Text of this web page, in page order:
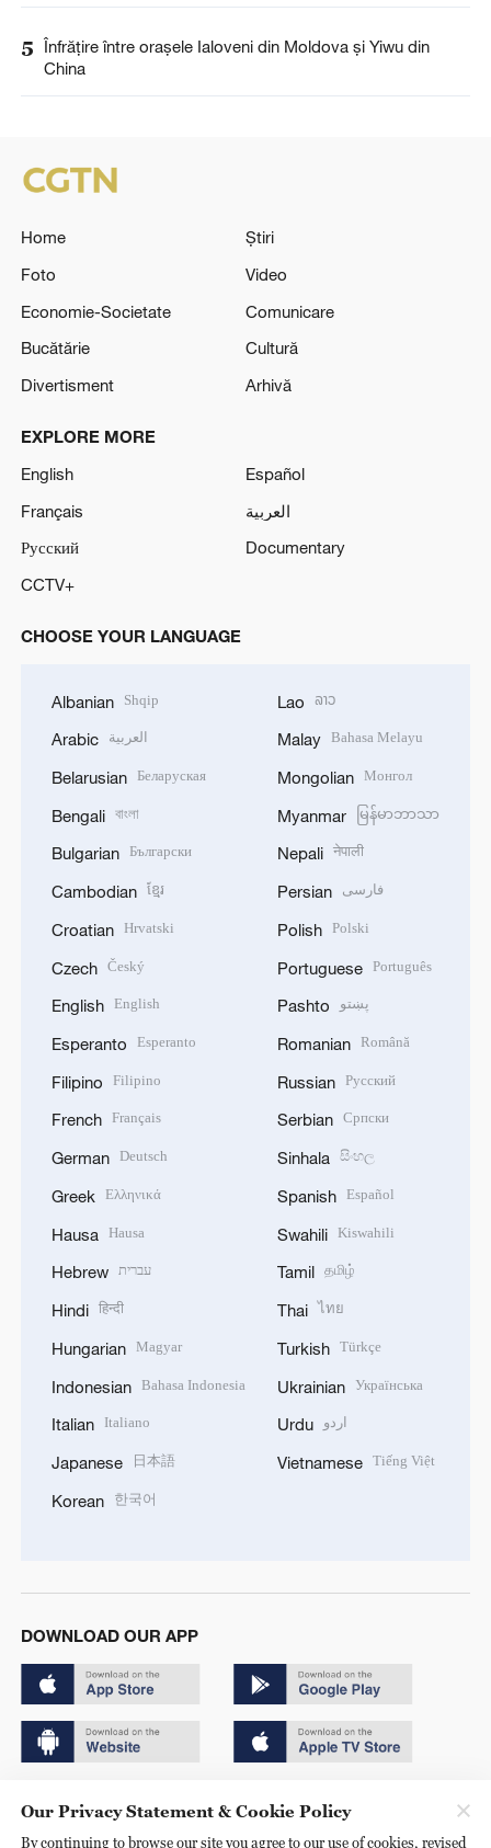
5 Înfrățire între orașele Ialoveni din Moldova și Yiwu din
China
Home
Știri
Foto
Video
Economie-Societate
Comunicare
Bucătărie
Cultură
Divertisment
Arhivă
EXPLORE MORE
English
Español
Français
العربية
Русский
Documentary
CCTV+
CHOOSE YOUR LANGUAGE
Albanian Shqip
Arabic العربية
Belarusian Беларуская
Bengali বাংলা
Bulgarian Български
Cambodian ខ្មែរ
Croatian Hrvatski
Czech Český
English English
Esperanto Esperanto
Filipino Filipino
French Français
German Deutsch
Greek Ελληνικά
Hausa Hausa
Hebrew עברית
Hindi हिन्दी
Hungarian Magyar
Indonesian Bahasa Indonesia
Italian Italiano
Japanese 日本語
Korean 한국어
Lao ລາວ
Malay Bahasa Melayu
Mongolian Монгол
Myanmar မြန်မာဘာသာ
Nepali नेपाली
Persian فارسی
Polish Polski
Portuguese Português
Pashto پښتو
Romanian Română
Russian Русский
Serbian Српски
Sinhala සිංහල
Spanish Español
Swahili Kiswahili
Tamil தமிழ்
Thai ไทย
Turkish Türkçe
Ukrainian Українська
Urdu اردو
Vietnamese Tiếng Việt
DOWNLOAD OUR APP
京ICP备20000184号
Our Privacy Statement & Cookie Policy
By continuing to browse our site you agree to our use of cookies, revised